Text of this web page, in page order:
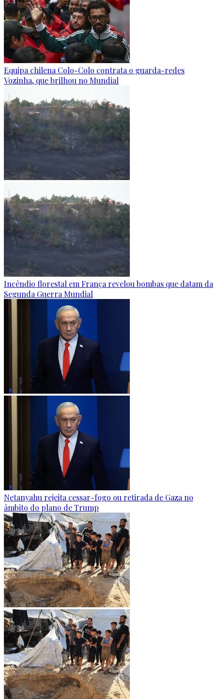
Equipa chilena Colo-Colo contrata o guarda-redes
Vozinha, que brilhou no Mundial
Incêndio florestal em França revelou bombas que datam da
Segunda Guerra Mundial
Netanyahu rejeita cessar-fogo ou retirada de Gaza no
âmbito do plano de Trump